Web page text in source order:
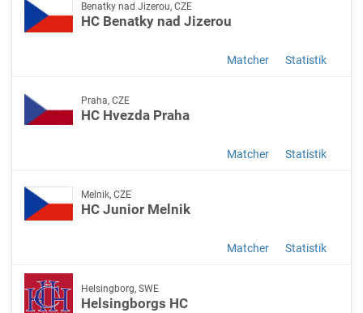
Benatky nad Jizerou, CZE
HC Benatky nad Jizerou
Matcher Statistik
Praha, CZE
HC Hvezda Praha
Matcher Statistik
Melnik, CZE
HC Junior Melnik
Matcher Statistik
Helsingborg, SWE
Helsingborgs HC